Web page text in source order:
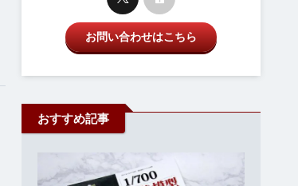
お問い合わせはこちら
おすすめ記事